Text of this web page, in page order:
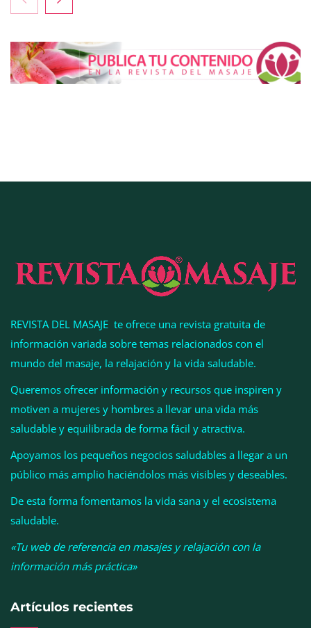
cambiar sus rasgos, según la Clínica Mética
Cistitis en verano: hidratación, higiene y evitar la
humedad prolongada, claves para prevenir una de
las infecciones más frecuentes
REVISTA DEL MASAJE te ofrece una revista gratuita de
información variada sobre temas relacionados con el
mundo del masaje, la relajación y la vida saludable.
Queremos ofrecer información y recursos que inspiren y
motiven a mujeres y hombres a llevar una vida más
saludable y equilibrada de forma fácil y atractiva.
Apoyamos los pequeños negocios saludables a llegar a un
público más amplio haciéndolos más visibles y deseables.
De esta forma fomentamos la vida sana y el ecosistema
saludable.
«Tu web de referencia en masajes y relajación con la
información más práctica»
Artículos recientes